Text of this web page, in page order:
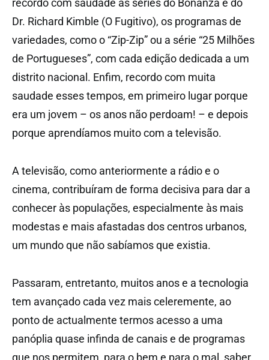
Dr. Richard Kimble (O Fugitivo), os programas de
variedades, como o “Zip-Zip” ou a série “25 Milhões
de Portugueses”, com cada edição dedicada a um
distrito nacional. Enfim, recordo com muita
saudade esses tempos, em primeiro lugar porque
era um jovem – os anos não perdoam! – e depois
porque aprendíamos muito com a televisão.
A televisão, como anteriormente a rádio e o
cinema, contribuíram de forma decisiva para dar a
conhecer às populações, especialmente às mais
modestas e mais afastadas dos centros urbanos,
um mundo que não sabíamos que existia.
Passaram, entretanto, muitos anos e a tecnologia
tem avançado cada vez mais celeremente, ao
ponto de actualmente termos acesso a uma
panóplia quase infinda de canais e de programas
que nos permitem, para o bem e para o mal, saber